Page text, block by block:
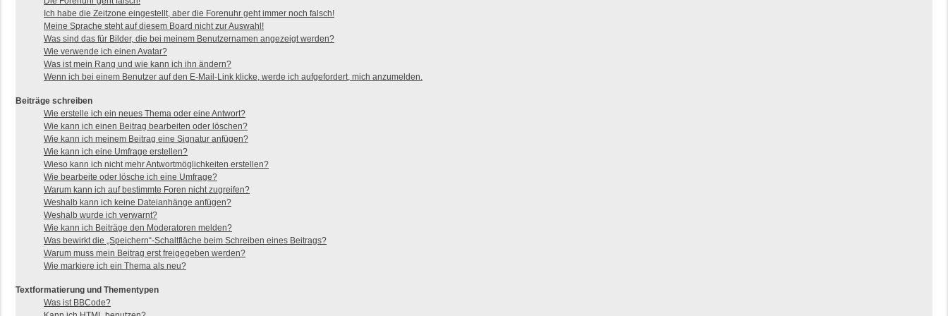
Ich habe die Zeitzone eingestellt, aber die Forenuhr geht immer noch falsch!
Meine Sprache steht auf diesem Board nicht zur Auswahl!
Was sind das für Bilder, die bei meinem Benutzernamen angezeigt werden?
Wie verwende ich einen Avatar?
Was ist mein Rang und wie kann ich ihn ändern?
Wenn ich bei einem Benutzer auf den E-Mail-Link klicke, werde ich aufgefordert, mich anzumelden.
Beiträge schreiben
Wie erstelle ich ein neues Thema oder eine Antwort?
Wie kann ich einen Beitrag bearbeiten oder löschen?
Wie kann ich meinem Beitrag eine Signatur anfügen?
Wie kann ich eine Umfrage erstellen?
Wieso kann ich nicht mehr Antwortmöglichkeiten erstellen?
Wie bearbeite oder lösche ich eine Umfrage?
Warum kann ich auf bestimmte Foren nicht zugreifen?
Weshalb kann ich keine Dateianhänge anfügen?
Weshalb wurde ich verwarnt?
Wie kann ich Beiträge den Moderatoren melden?
Was bewirkt die „Speichern“-Schaltfläche beim Schreiben eines Beitrags?
Warum muss mein Beitrag erst freigegeben werden?
Wie markiere ich ein Thema als neu?
Textformatierung und Thementypen
Was ist BBCode?